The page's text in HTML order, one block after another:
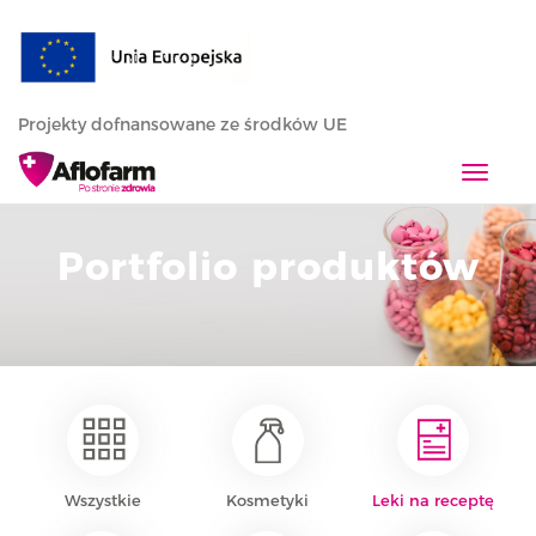
Projekty dofnansowane ze środków UE
T
o
g
g
l
e
n
a
Portfolio produktów
Wszystkie Kosmetyki Leki na receptę